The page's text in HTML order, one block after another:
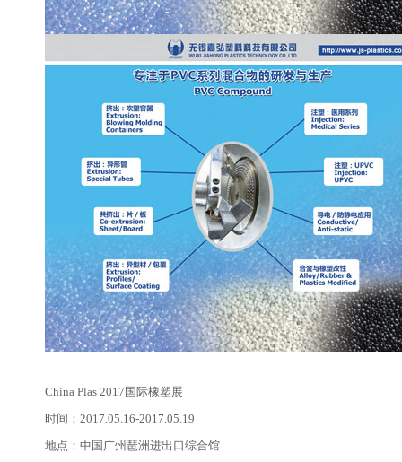
China Plas 2017国际橡塑展
时间：2017.05.16-2017.05.19
地点：中国广州琶洲进出口综合馆